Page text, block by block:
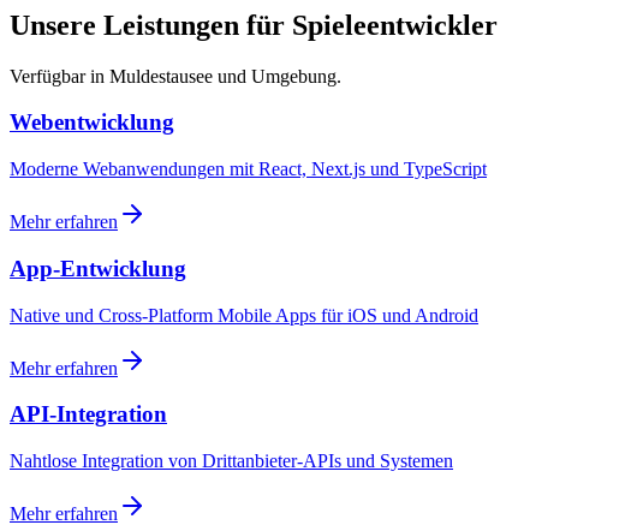
Unsere Leistungen für Spieleentwickler
Verfügbar in Muldestausee und Umgebung.
Webentwicklung
Moderne Webanwendungen mit React, Next.js und TypeScript
Mehr erfahren
App-Entwicklung
Native und Cross-Platform Mobile Apps für iOS und Android
Mehr erfahren
API-Integration
Nahtlose Integration von Drittanbieter-APIs und Systemen
Mehr erfahren